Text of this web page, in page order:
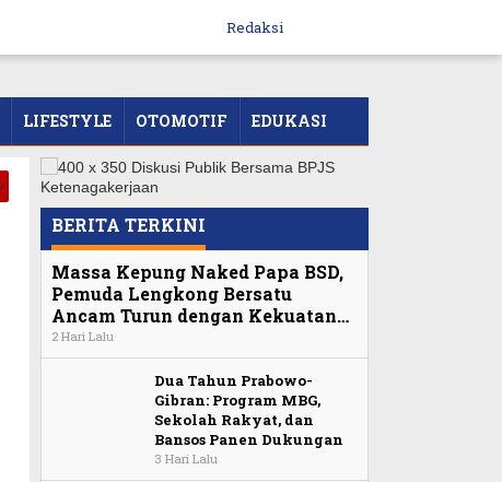
Redaksi
LIFESTYLE OTOMOTIF EDUKASI
BERITA TERKINI
Massa Kepung Naked Papa BSD,
Pemuda Lengkong Bersatu
Ancam Turun dengan Kekuatan…
2 Hari Lalu
Dua Tahun Prabowo-
Gibran: Program MBG,
Sekolah Rakyat, dan
Bansos Panen Dukungan
3 Hari Lalu